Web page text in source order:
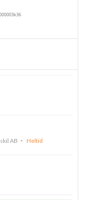
AB Heltid